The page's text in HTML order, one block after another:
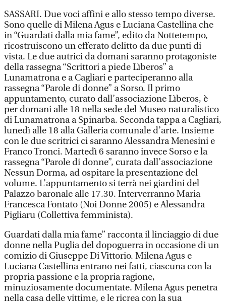
SASSARI. Due voci affini e allo stesso tempo diverse.
Sono quelle di Milena Agus e Luciana Castellina che
in “Guardati dalla mia fame”, edito da Nottetempo,
ricostruiscono un efferato delitto da due punti di
vista. Le due autrici da domani saranno protagoniste
della rassegna “Scrittori a piede Lìberos” a
Lunamatrona e a Cagliari e parteciperanno alla
rassegna “Parole di donne” a Sorso. Il primo
appuntamento, curato dall’associazione Lìberos, è
per domani alle 18 nella sede del Museo naturalistico
di Lunamatrona a Spinarba. Seconda tappa a Cagliari,
lunedì alle 18 alla Galleria comunale d’arte. Insieme
con le due scritrici ci saranno Alessandra Menesini e
Franco Tronci. Martedì 6 saranno invece Sorso e la
rassegna “Parole di donne”, curata dall’associazione
Nessun Dorma, ad ospitare la presentazione del
volume. L’appuntamento si terrà nei giardini del
Palazzo baronale alle 17.30. Interverranno Maria
Francesca Fontato (Noi Donne 2005) e Alessandra
Pigliaru (Collettiva femminista).
Guardati dalla mia fame” racconta il linciaggio di due
donne nella Puglia del dopoguerra in occasione di un
comizio di Giuseppe Di Vittorio. Milena Agus e
Luciana Castellina entrano nei fatti, ciascuna con la
propria passione e la propria ragione,
minuziosamente documentate. Milena Agus penetra
nella casa delle vittime, e le ricrea con la sua